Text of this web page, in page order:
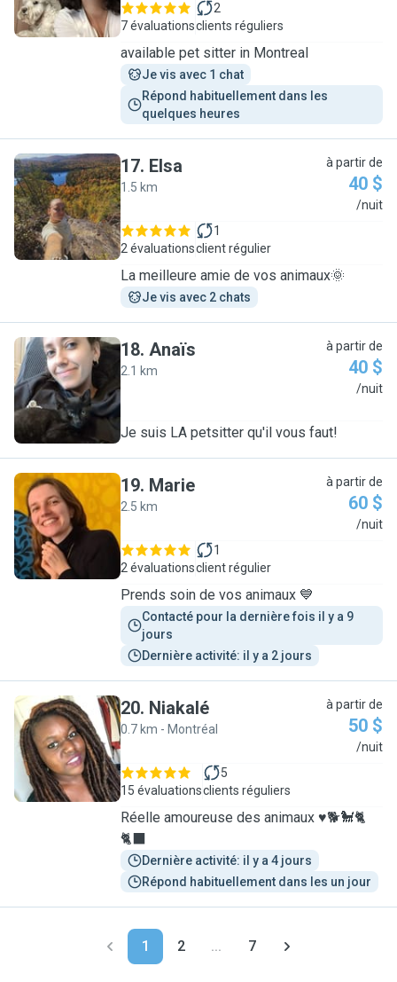
7 évaluations
2
clients réguliers
available pet sitter in Montreal
Je vis avec 1 chat
Répond habituellement dans les
quelques heures
E
17. Elsa
1.5 km
à partir de
40 $
/nuit
2 évaluations
1
client régulier
La meilleure amie de vos animaux🌞
Je vis avec 2 chats
A
18. Anaïs
2.1 km
à partir de
40 $
/nuit
Je suis LA petsitter qu'il vous faut!
M
19. Marie
2.5 km
à partir de
60 $
/nuit
2 évaluations
1
client régulier
Prends soin de vos animaux 💙
Contacté pour la dernière fois il y a 9
jours
Dernière activité: il y a 2 jours
N
20. Niakalé
0.7 km - Montréal
à partir de
50 $
/nuit
15 évaluations
5
clients réguliers
Réelle amoureuse des animaux ♥️🐕🐩🐈
🐈‍⬛
Dernière activité: il y a 4 jours
Répond habituellement dans les un jour
1 2 ... 7